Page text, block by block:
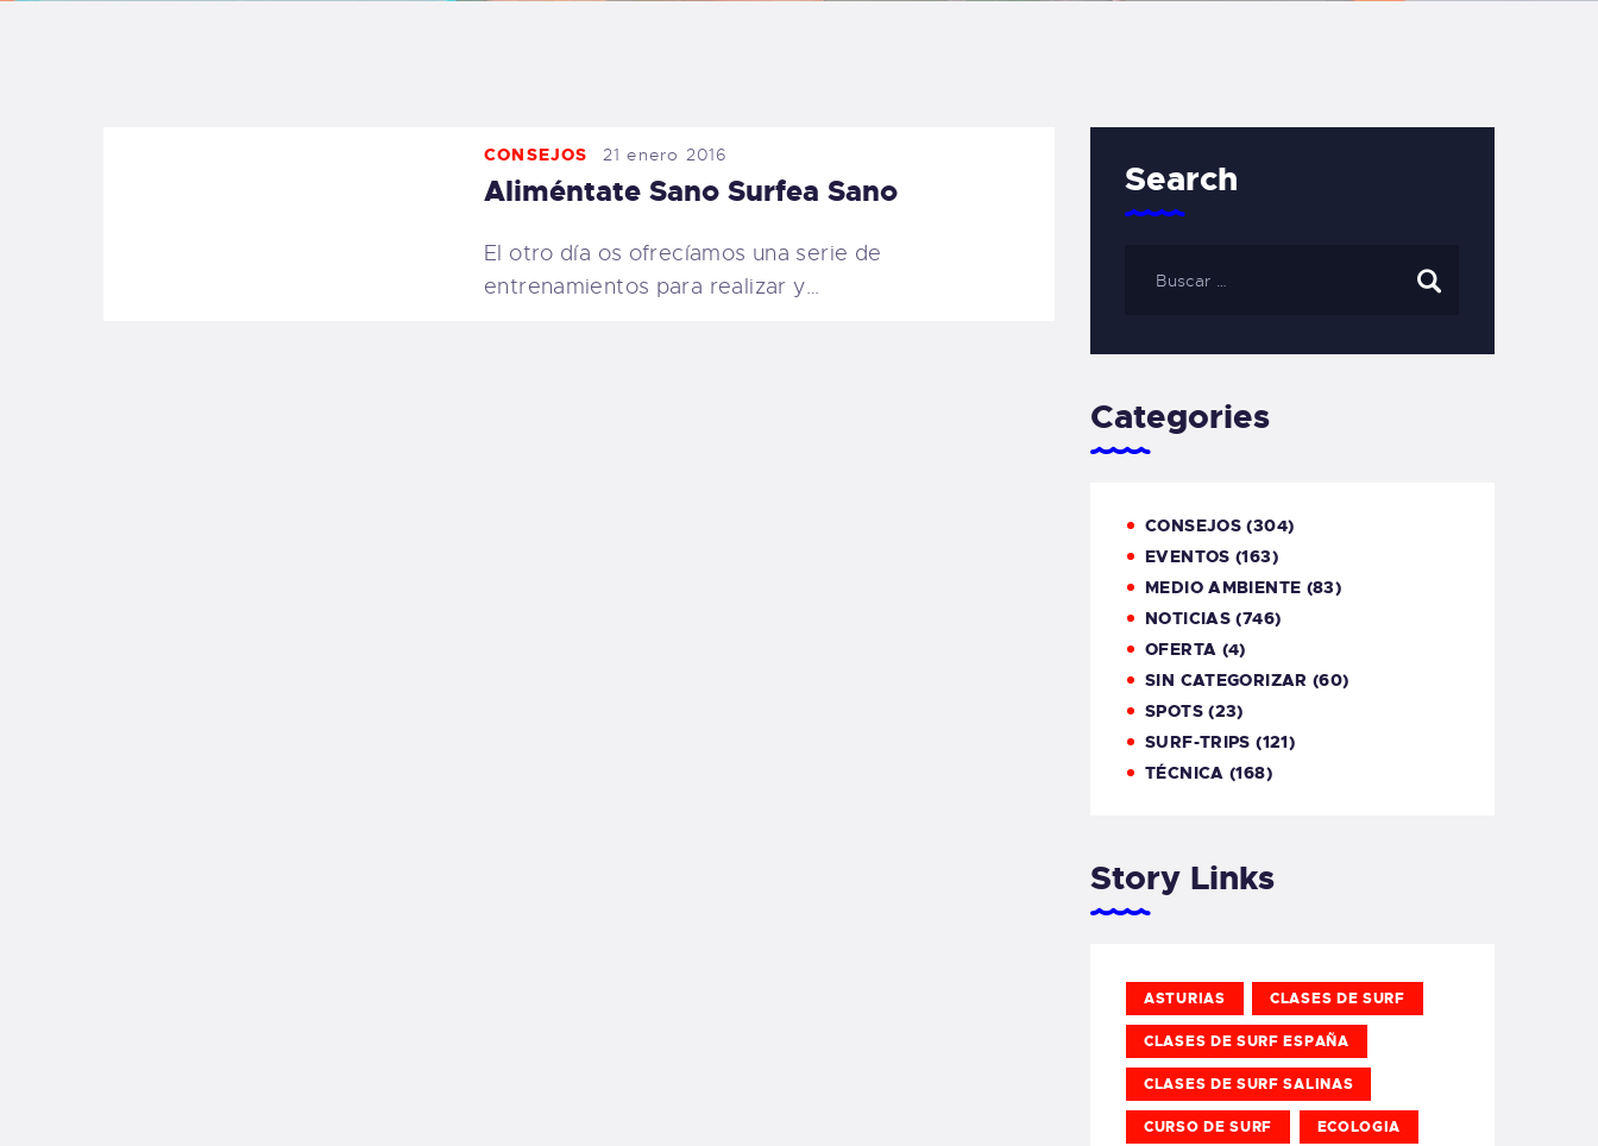
CONTACTO
CARRITO
TIENDA FAMILY
CONSEJOS 21 enero 2016
Aliméntate Sano Surfea Sano
El otro día os ofrecíamos una serie de
entrenamientos para realizar y…
Search
Categories
CONSEJOS (304)
EVENTOS (163)
MEDIO AMBIENTE (83)
NOTICIAS (746)
OFERTA (4)
SIN CATEGORIZAR (60)
SPOTS(23)
SURF-TRIPS (121)
TÉCNICA (168)
Story Links
ASTURIAS CLASES DE SURF
CLASES DE SURF ESPAÑA
CLASES DE SURF SALINAS
CURSO DE SURF ECOLOGIA